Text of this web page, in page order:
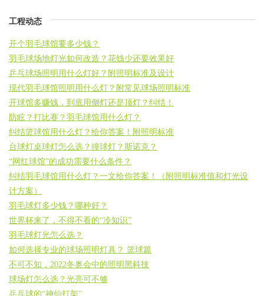
工程动态
开个羽毛球馆要多少钱？
羽毛球场地灯光如何改造？花钱少还要效果好
乒乓球场照明用什么灯好？附照明标准及设计
现代羽毛球馆照明用什么灯？附常见球场照明标准
开球馆多赚钱，到底用侧灯还是顶灯？纠结！
防眩？打比赛？羽毛球馆用什么灯？
纠结篮球馆用什么灯？给你答案！附照明标准
台球灯桌球灯怎么选？撞球灯？斯诺克？
“网红球馆”的成功需要什么条件？
纠结羽毛球馆用什么灯？一文给你答案！（附照明标准值和灯光设
计方案）
羽毛球灯多少钱？哪种好？
世界杯来了，不得不看的“冷知识”
羽毛球灯光怎么选？
如何选择专业的球场照明灯具？ 篮球篇
不可不知，2022冬奥会中的照明黑科技
球场灯怎么选？光亮可不够
乒乓球的“神仙打架”